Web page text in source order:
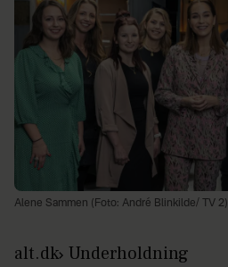
Alene Sammen (Foto: André Blinkilde/ TV 2)
alt.dk Underholdning